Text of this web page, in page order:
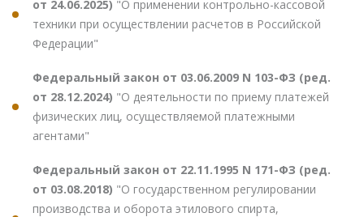
от 24.06.2025) "О применении контрольно-кассовой
техники при осуществлении расчетов в Российской
Федерации"
Федеральный закон от 03.06.2009 N 103-ФЗ (ред.
от 28.12.2024) "О деятельности по приему платежей
физических лиц, осуществляемой платежными
агентами"
Федеральный закон от 22.11.1995 N 171-ФЗ (ред.
от 03.08.2018) "О государственном регулировании
производства и оборота этилового спирта,